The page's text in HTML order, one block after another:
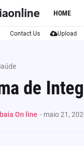
HOME
Contact Us Upload
de
On line - maio 21,